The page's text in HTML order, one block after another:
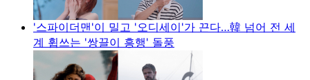
'스파이더맨'이 밀고 '오디세이'가 끈다…韓 넘어 전 세
계 휩쓰는 '쌍끌이 흥행' 돌풍